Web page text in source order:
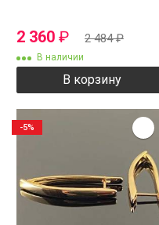
2 360 ₽ 2 484₽
В наличии
В корзину
-5%